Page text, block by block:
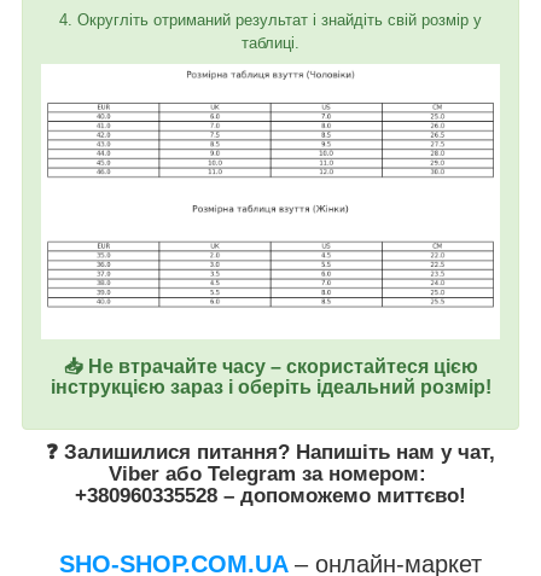
4. Округліть отриманий результат і знайдіть свій розмір у
таблиці.
📥 Не втрачайте часу – скористайтеся цією
інструкцією зараз і оберіть ідеальний розмір!
❓ Залишилися питання? Напишіть нам у чат,
Viber або Telegram за номером:
+380960335528 – допоможемо миттєво!
SHO-SHOP.COM.UA – онлайн-маркет